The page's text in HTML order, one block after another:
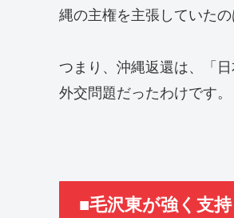
縄の主権を主張していた
つまり、沖縄返還は、「
外交問題だったわけです。
■毛沢東が強く支